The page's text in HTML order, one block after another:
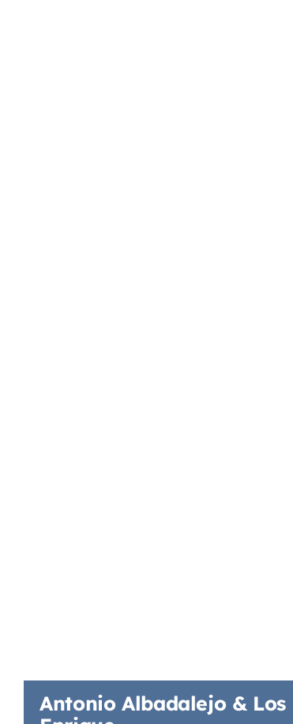
Antonio Albadalejo & Los